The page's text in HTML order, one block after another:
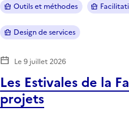
Les Estivales de la
projets
Outils et méthodes
Design de services
Le 9 juillet 2026